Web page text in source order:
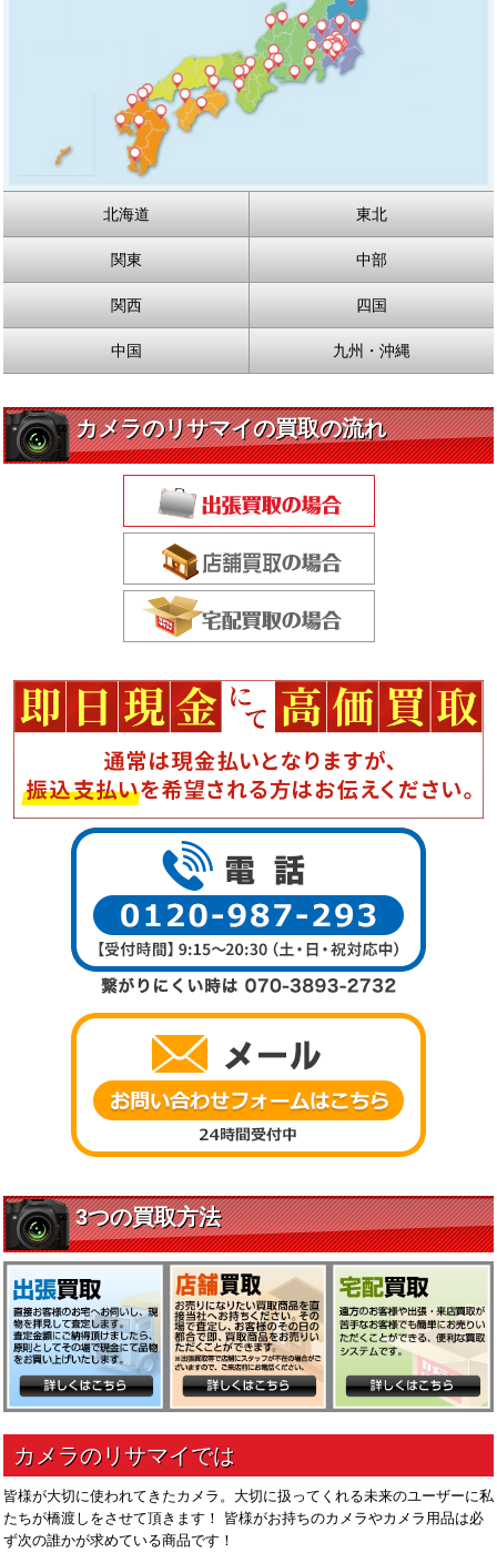
北海道 東北
関東 中部
関西 四国
中国 九州・沖縄
皆様が大切に使われてきたカメラ。大切に扱ってくれる未来のユーザーに私
たちが橋渡しをさせて頂きます！ 皆様がお持ちのカメラやカメラ用品は必
ず次の誰かが求めている商品です！